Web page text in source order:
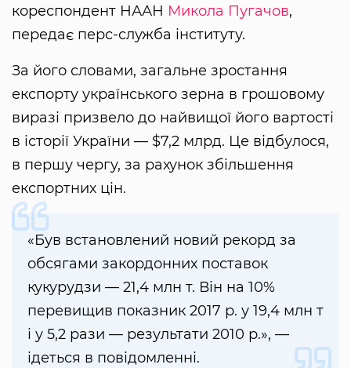
кореспондент НААН Микола Пугачов,
передає перс-служба інституту.
За його словами, загальне зростання
експорту українського зерна в грошовому
виразі призвело до найвищої його вартості
в історії України — $7,2 млрд. Це відбулося,
в першу чергу, за рахунок збільшення
експортних цін.
«Був встановлений новий рекорд за
обсягами закордонних поставок
кукурудзи — 21,4 млн т. Він на 10%
перевищив показник 2017 р. у 19,4 млн т
і у 5,2 рази — результати 2010 р.», —
ідеться в повідомленні.